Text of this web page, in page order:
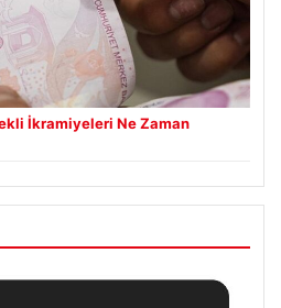
İkramiyeleri Ne Zaman